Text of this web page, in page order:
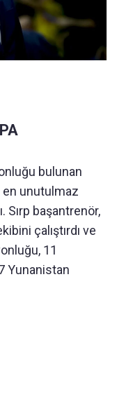
bulunan
en unutulmaz
Sırp başantrenör,
çalıştırdı ve
11
Yunanistan